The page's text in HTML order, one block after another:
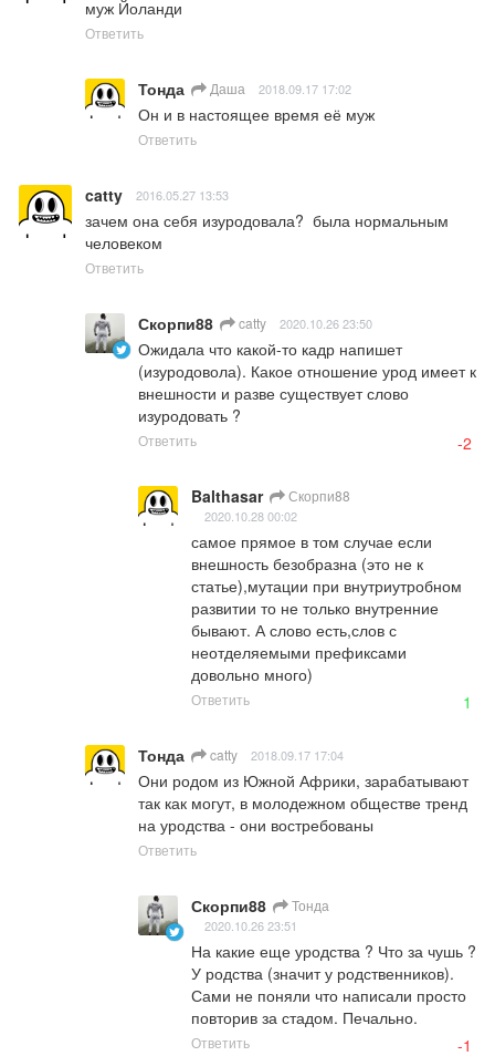
муж Йоланди
Ответить
Тонда Даша 2018.09.17 17:02
Он и в настоящее время её муж
Ответить
catty 2016.05.27 13:53
зачем она себя изуродовала?  была нормальным
человеком
Ответить
Скорпи88 catty 2020.10.26 23:50
Ожидала что какой-то кадр напишет
(изуродовола). Какое отношение урод имеет к
внешности и разве существует слово
изуродовать ?
Ответить -2
Balthasar Скорпи88
2020.10.28 00:02
самое прямое в том случае если
внешность безобразна (это не к
статье),мутации при внутриутробном
развитии то не только внутренние
бывают. А слово есть,слов с
неотделяемыми префиксами
довольно много)
Ответить 1
Тонда catty 2018.09.17 17:04
Они родом из Южной Африки, зарабатывают
так как могут, в молодежном обществе тренд
на уродства - они востребованы
Ответить
Скорпи88 Тонда
2020.10.26 23:51
На какие еще уродства ? Что за чушь ?
У родства (значит у родственников).
Сами не поняли что написали просто
повторив за стадом. Печально.
Ответить -1